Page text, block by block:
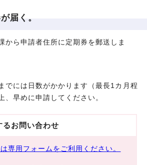
届く。
から申請者住所に定期券を郵送しま
でには日数がかかります（最長1カ月程
、早めに申請してください。
るお問い合わせ
専用フォームをご利用ください。